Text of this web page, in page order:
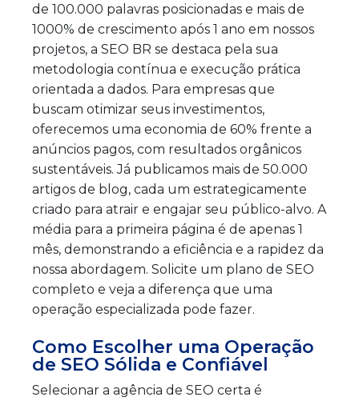
de 100.000 palavras posicionadas e mais de
1000% de crescimento após 1 ano em nossos
projetos, a SEO BR se destaca pela sua
metodologia contínua e execução prática
orientada a dados. Para empresas que
buscam otimizar seus investimentos,
oferecemos uma economia de 60% frente a
anúncios pagos, com resultados orgânicos
sustentáveis. Já publicamos mais de 50.000
artigos de blog, cada um estrategicamente
criado para atrair e engajar seu público-alvo. A
média para a primeira página é de apenas 1
mês, demonstrando a eficiência e a rapidez da
nossa abordagem. Solicite um plano de SEO
completo e veja a diferença que uma
operação especializada pode fazer.
Como Escolher uma Operação
de SEO Sólida e Confiável
Selecionar a agência de SEO certa é